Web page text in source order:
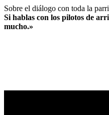
Sobre el diálogo con toda la
Si hablas con los pilotos de
mucho.»